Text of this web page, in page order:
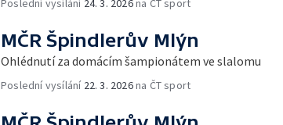
Poslední vysílání 24. 3. 2026na ČT sport
MČR Špindlerův Mlýn
Ohlédnutí za domácím šampionátem ve slalomu
Poslední vysílání 22. 3. 2026na ČT sport